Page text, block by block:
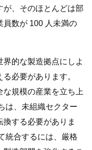
が、そのほとんどは部
員数が 100 人未満の
的な製造拠点にしよ
必要があります。
規模の産業を立ち上
は、未組織セクター
する必要がありま
統合するには、厳格